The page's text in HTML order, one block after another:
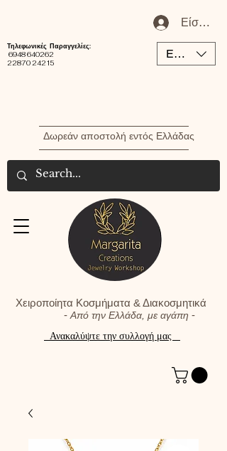
Δωρεάν αποστολή εντός Ελλάδας
EUR (€)
Τηλεφωνικές Παραγγελίες:
6948 640262
22870 24215
Ανακαλύψτε την συλλογή μας
Χειροποίητα Κοσμήματα & Διακοσμητικά
- Από την Ελλάδα, με αγάπη -